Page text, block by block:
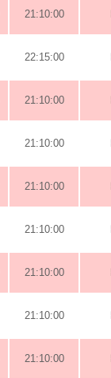
21:10:00
22:15:00
21:10:00
21:10:00
21:10:00
21:10:00
21:10:00
21:10:00
21:10:00